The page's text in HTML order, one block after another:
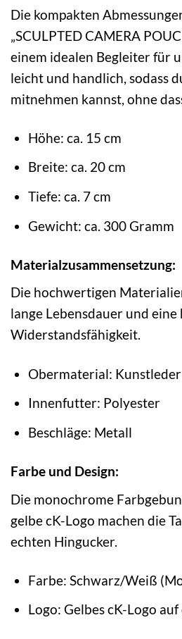
Die kompakten
„SCULPTED CAMERA
einem idealen Begleiter für
leicht und handlich, sodass
mitnehmen kannst, ohne
Höhe: ca. 15 cm
Breite: ca. 20 cm
Tiefe: ca. 7 cm
Gewicht: ca. 300 Gramm
Materialzusammensetzung:
Die hochwertigen
lange Lebensdauer und eine
Widerstandsfähigkeit.
Obermaterial:
Innenfutter: Polyester
Beschläge: Metall
Farbe und Design:
Die monochrome
gelbe cK-Logo machen die
echten Hingucker.
Farbe: Schwarz/Weiß
Logo: Gelbes cK-Logo